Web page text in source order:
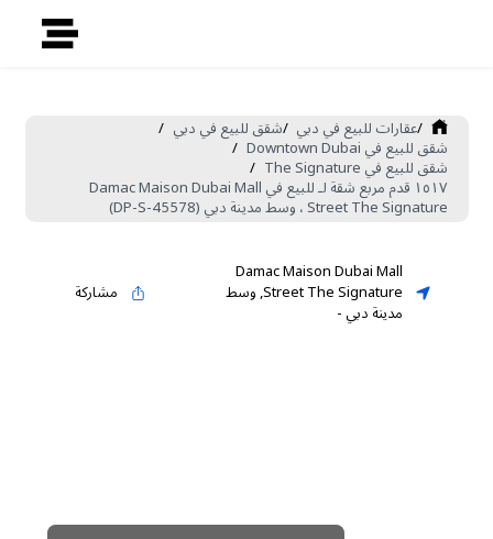
/عقارات للبيع في دبي /شقق للبيع في دبي /
شقق للبيع في Downtown Dubai /
شقق للبيع في The Signature /
١٥١٧ قدم مربع شقة لـ للبيع في Damac Maison Dubai Mall
Street The Signature ، وسط مدينة دبي (DP-S-45578)
Damac Maison Dubai Mall
Street The Signature
,وسط
مدينة دبي-
مشاركة